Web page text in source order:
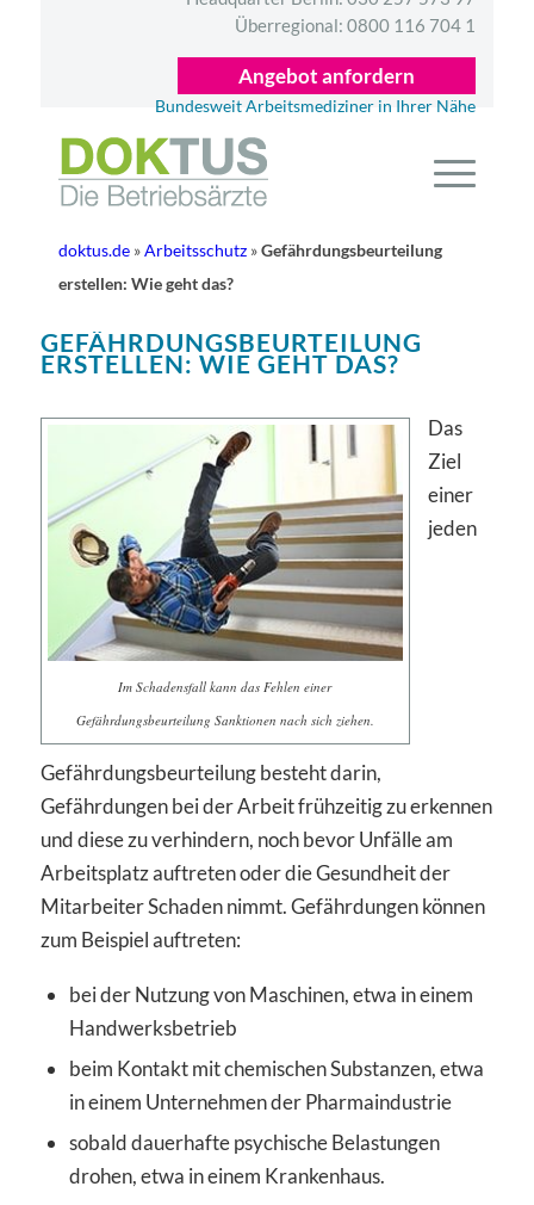
Überregional: 0800 116 704 1
Angebot anfordern
Bundesweit Arbeitsmediziner in Ihrer Nähe
doktus.de»Arbeitsschutz»Gefährdungsbeurteilung
erstellen: Wie geht das?
GEFÄHRDUNGSBEURTEILUNG
ERSTELLEN: WIE GEHT DAS?
Im Schadensfall kann das Fehlen einer
Gefährdungsbeurteilung Sanktionen nach sich ziehen.
Das
Ziel
einer
jeden
Gefährdungsbeurteilung besteht darin,
Gefährdungen bei der Arbeit frühzeitig zu erkennen
und diese zu verhindern, noch bevor Unfälle am
Arbeitsplatz auftreten oder die Gesundheit der
Mitarbeiter Schaden nimmt. Gefährdungen können
zum Beispiel auftreten:
bei der Nutzung von Maschinen, etwa in einem
Handwerksbetrieb
beim Kontakt mit chemischen Substanzen, etwa
in einem Unternehmen der Pharmaindustrie
sobald dauerhafte psychische Belastungen
drohen, etwa in einem Krankenhaus.